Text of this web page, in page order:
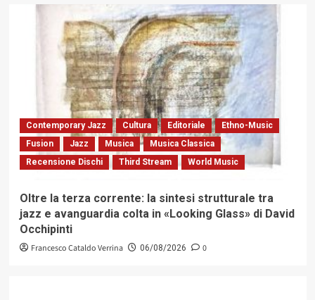
Contemporary Jazz Cultura Editoriale
Ethno-Music
Fusion
Jazz Musica
Musica Classica
Recensione Dischi
Third Stream World Music
Oltre la terza corrente: la sintesi strutturale tra
jazz e avanguardia colta in «Looking Glass» di David
Occhipinti
Francesco Cataldo Verrina 06/08/2026 0